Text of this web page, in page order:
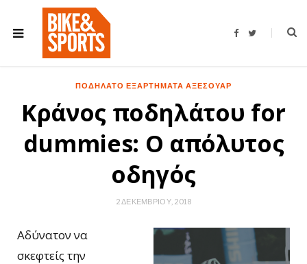
F
b
T
t
ΠΟΔΉΛΑΤΟ ΕΞΑΡΤΉΜΑΤΑ ΑΞΕΣΟΥΆΡ
Κράνος ποδηλάτου for
dummies: Ο απόλυτος
οδηγός
2 ΔΕΚΕΜΒΡΊΟΥ, 2018
Αδύνατον να
σκεφτείς την